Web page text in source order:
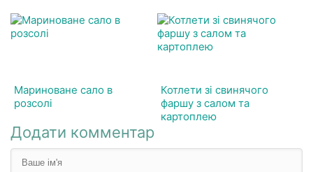
Мариноване сало в
розсолі
Котлети зі свинячого
фаршу з салом та
картоплею
Додати комментар